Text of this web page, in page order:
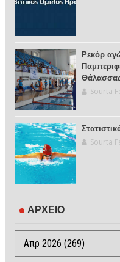
Ρεκόρ
Sourta
Sourta
ΑΡΧΕΙΟ